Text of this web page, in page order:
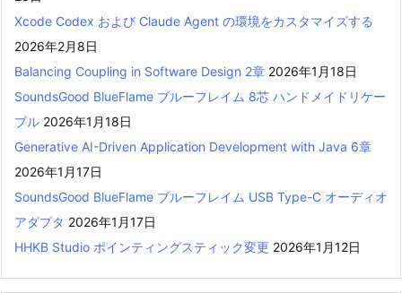
Xcode Codex および Claude Agent の環境をカスタマイズする
2026年2月8日
Balancing Coupling in Software Design 2章 2026年1月18日
SoundsGood BlueFlame ブルーフレイム 8芯 ハンドメイドリケー
ブル 2026年1月18日
Generative AI-Driven Application Development with Java 6章
2026年1月17日
SoundsGood BlueFlame ブルーフレイム USB Type-C オーディオ
アダプタ 2026年1月17日
HHKB Studio ポインティングスティック変更 2026年1月12日